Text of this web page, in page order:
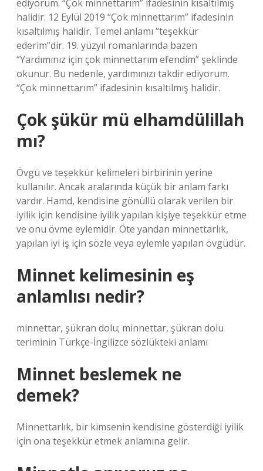
ediyorum. “Çok minnettarım” ifadesinin kısaltılmış
halidir. 12 Eylül 2019 “Çok minnettarım” ifadesinin
kısaltılmış halidir. Temel anlamı “teşekkür
ederim”dir. 19. yüzyıl romanlarında bazen
“Yardımınız için çok minnettarım efendim” şeklinde
okunur. Bu nedenle, yardımınızı takdir ediyorum.
“Çok minnettarım” ifadesinin kısaltılmış halidir.
Çok şükür mü elhamdülillah
mı?
Övgü ve teşekkür kelimeleri birbirinin yerine
kullanılır. Ancak aralarında küçük bir anlam farkı
vardır. Hamd, kendisine gönüllü olarak verilen bir
iyilik için kendisine iyilik yapılan kişiye teşekkür etme
ve onu övme eylemidir. Öte yandan minnettarlık,
yapılan iyi iş için sözle veya eylemle yapılan övgüdür.
Minnet kelimesinin eş
anlamlısı nedir?
minnettar, şükran dolu; minnettar, şükran dolu
teriminin Türkçe-İngilizce sözlükteki anlamı
Minnet beslemek ne
demek?
Minnettarlık, bir kimsenin kendisine gösterdiği iyilik
için ona teşekkür etmek anlamına gelir.